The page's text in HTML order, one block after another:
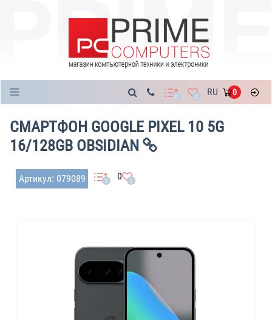
0 0 RU 0
СМАРТФОН GOOGLE PIXEL 10 5G
16/128GB OBSIDIAN
Артикул: 079089 0 0 0